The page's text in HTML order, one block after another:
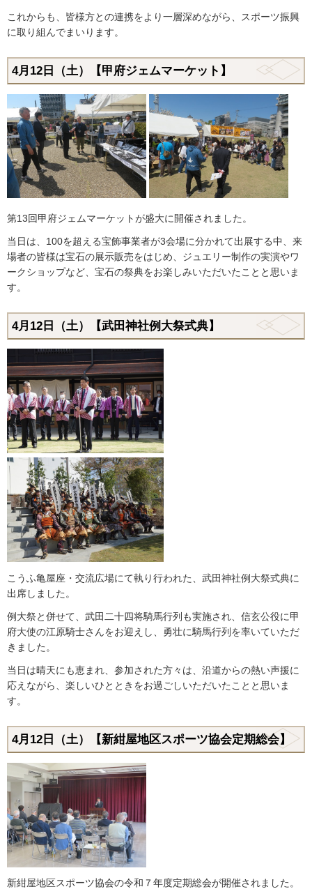
これからも、皆様方との連携をより一層深めながら、スポーツ振興
に取り組んでまいります。
4月12日（土）【甲府ジェムマーケット】
第13回甲府ジェムマーケットが盛大に開催されました。
当日は、100を超える宝飾事業者が3会場に分かれて出展する中、来
場者の皆様は宝石の展示販売をはじめ、ジュエリー制作の実演やワ
ークショップなど、宝石の祭典をお楽しみいただいたことと思いま
す。
4月12日（土）【武田神社例大祭式典】
こうふ亀屋座・交流広場にて執り行われた、武田神社例大祭式典に
出席しました。
例大祭と併せて、武田二十四将騎馬行列も実施され、信玄公役に甲
府大使の江原騎士さんをお迎えし、勇壮に騎馬行列を率いていただ
きました。
当日は晴天にも恵まれ、参加された方々は、沿道からの熱い声援に
応えながら、楽しいひとときをお過ごしいただいたことと思いま
す。
4月12日（土）【新紺屋地区スポーツ協会定期総会】
新紺屋地区スポーツ協会の令和７年度定期総会が開催されました。